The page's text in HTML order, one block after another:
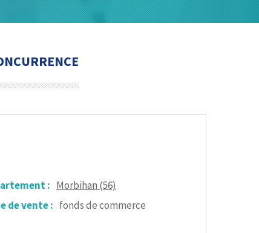
: Morbihan (56)
de vente : fonds de commerce